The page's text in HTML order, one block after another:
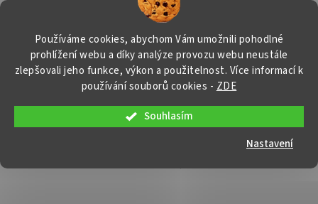
Používáme cookies, abychom Vám umožnili pohodlné
prohlížení webu a díky analýze provozu webu neustále
zlepšovali jeho funkce, výkon a použitelnost. Více informací k
používání souborů cookies - ZDE
Souhlasím
Nastavení
Přejít
KOŠÍK
Nabíječka Banner HF + 2020 M, 24V